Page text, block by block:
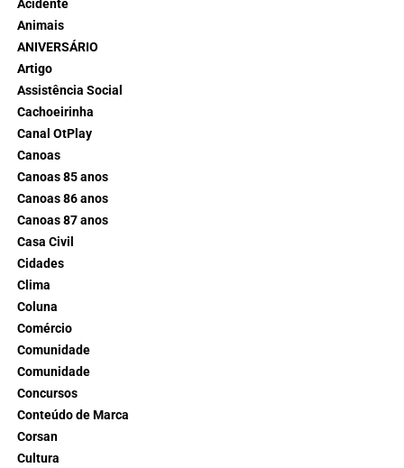
Acidente
Animais
ANIVERSÁRIO
Artigo
Assistência Social
Cachoeirinha
Canal OtPlay
Canoas
Canoas 85 anos
Canoas 86 anos
Canoas 87 anos
Casa Civil
Cidades
Clima
Coluna
Comércio
Comunidade
Comunidade
Concursos
Conteúdo de Marca
Corsan
Cultura